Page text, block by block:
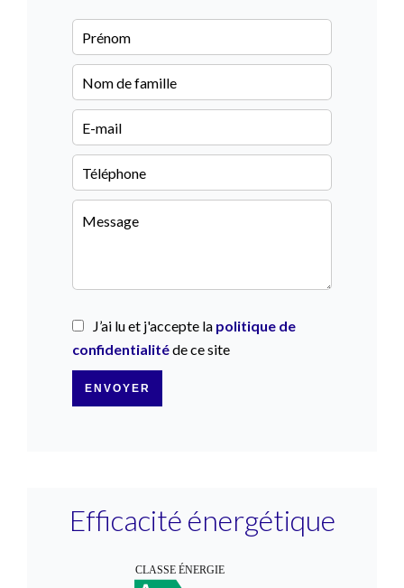
J’ai lu et j'accepte la politique de
confidentialitéde ce site
ENVOYER
Efficacité énergétique